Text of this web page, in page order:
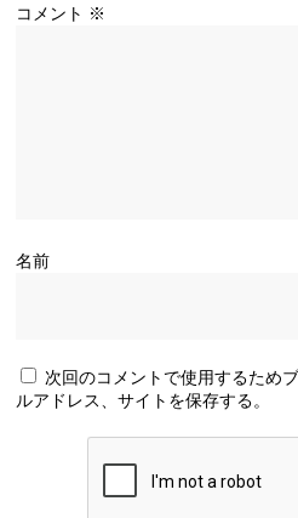
コメント ※
名前
次回のコメントで使用するため
ルアドレス、サイトを保存する。